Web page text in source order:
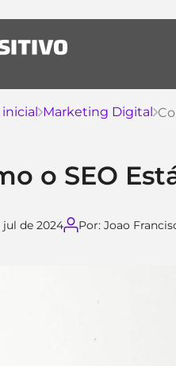
Marketing Digital
o SEO
jul de 2024 Por: Joao